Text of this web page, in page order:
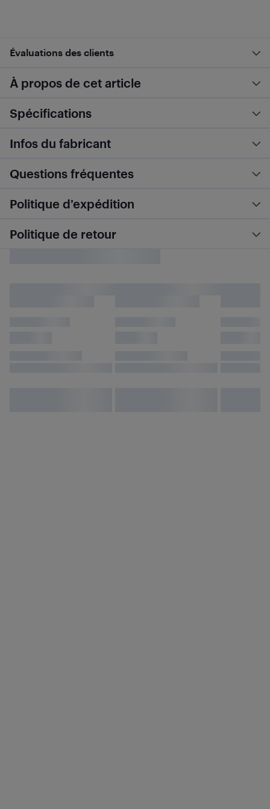
Évaluations des clients
À propos de cet article
Spécifications
Infos du fabricant
Questions fréquentes
Politique d’expédition
Politique de retour